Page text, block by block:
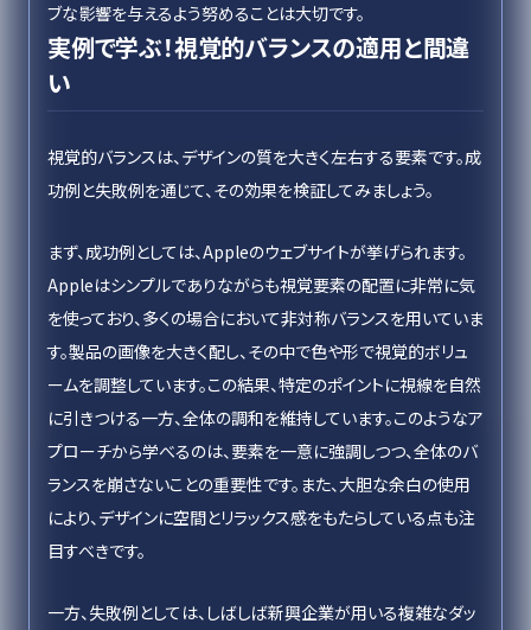
ブな影響を与えるよう努めることは大切です。
実例で学ぶ！視覚的バランスの適用と間違
い
視覚的バランスは、デザインの質を大きく左右する要素です。成
功例と失敗例を通じて、その効果を検証してみましょう。
まず、成功例としては、Appleのウェブサイトが挙げられます。
Appleはシンプルでありながらも視覚要素の配置に非常に気
を使っており、多くの場合において非対称バランスを用いていま
す。製品の画像を大きく配し、その中で色や形で視覚的ボリュ
ームを調整しています。この結果、特定のポイントに視線を自然
に引きつける一方、全体の調和を維持しています。このようなア
プローチから学べるのは、要素を一意に強調しつつ、全体のバ
ランスを崩さないことの重要性です。また、大胆な余白の使用
により、デザインに空間とリラックス感をもたらしている点も注
目すべきです。
一方、失敗例としては、しばしば新興企業が用いる複雑なダッ